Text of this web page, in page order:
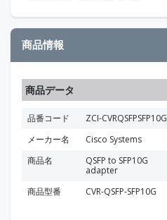
商品情報
商品データ
品番コード
ZCI-CVRQSFPSFP10G
メーカー名
Cisco Systems
商品名
QSFP to SFP10G
adapter
商品型番
CVR-QSFP-SFP10G